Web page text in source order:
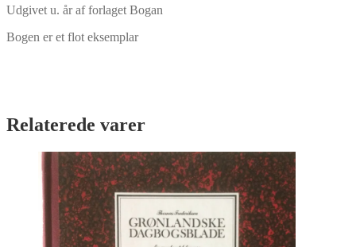
Udgivet u. år af forlaget Bogan
Bogen er et flot eksemplar
Relaterede varer